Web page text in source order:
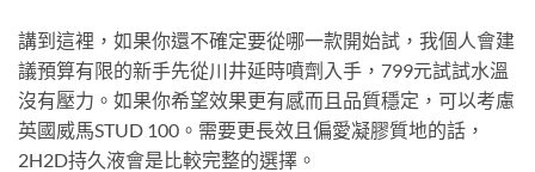
講到這裡，如果你還不確定要從哪一款開始試，我個人會建
議預算有限的新手先從川井延時噴劑入手，799元試試水溫
沒有壓力。如果你希望效果更有感而且品質穩定，可以考慮
英國威馬STUD 100。需要更長效且偏愛凝膠質地的話，
2H2D持久液會是比較完整的選擇。